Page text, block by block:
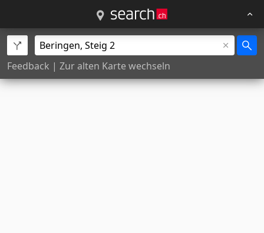
Feedback | Zur alten Karte wechseln